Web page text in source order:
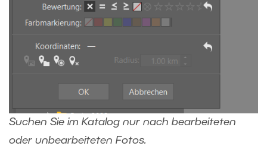
Suchen Sie im Katalog nur nach bearbeiteten
oder unbearbeiteten Fotos.